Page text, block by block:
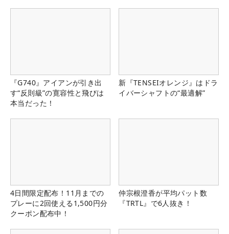
『G740』アイアンが引き出
す“反則級”の寛容性と飛びは
本当だった！
新『TENSEIオレンジ』はドラ
イバーシャフトの“最適解”
4日間限定配布！11月までの
プレーに2回使える1,500円分
クーポン配布中！
仲宗根澄香が平均パット数
『TRTL』で6人抜き！